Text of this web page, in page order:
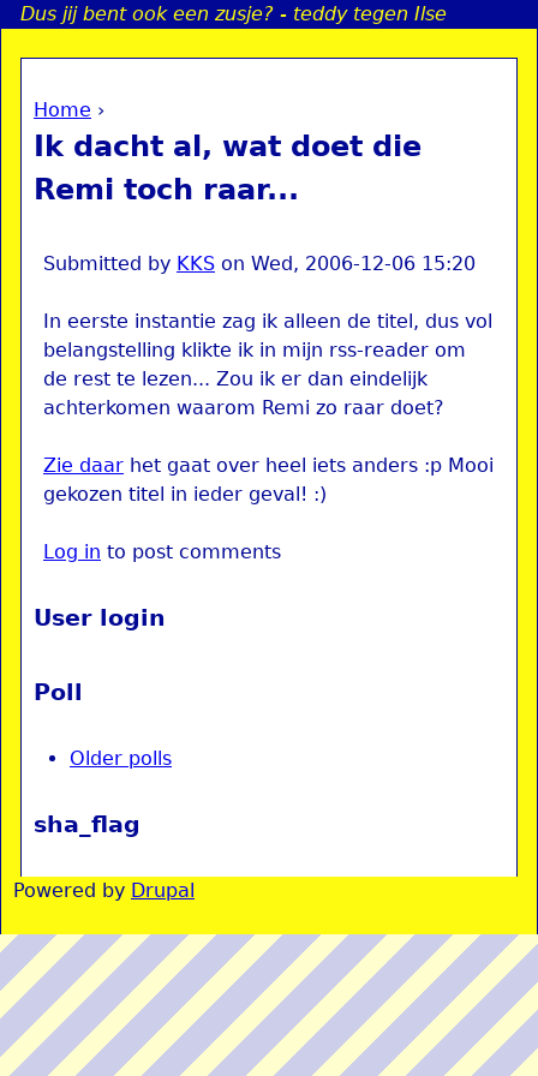
Jump to navigation
Dus jij bent ook een zusje? - teddy tegen Ilse
You are here
Home ›
Ik dacht al, wat doet die
Remi toch raar...
Submitted by KKS on Wed, 2006-12-06 15:20
In eerste instantie zag ik alleen de titel, dus vol
belangstelling klikte ik in mijn rss-reader om
de rest te lezen... Zou ik er dan eindelijk
achterkomen waarom Remi zo raar doet?
Zie daar het gaat over heel iets anders :p Mooi
gekozen titel in ieder geval! :)
Log in to post comments
User login
Poll
Older polls
sha_flag
Powered by Drupal